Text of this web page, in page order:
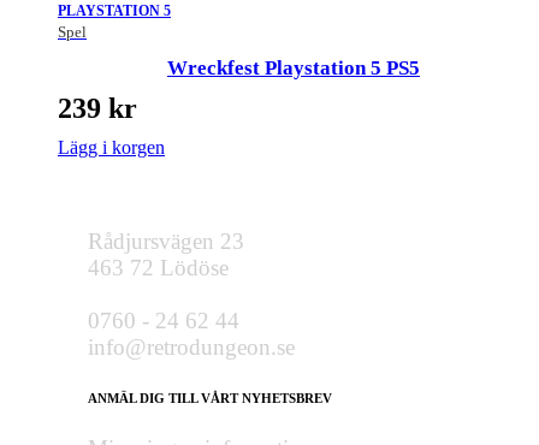
PLAYSTATION 5
Spel
Wreckfest Playstation 5 PS5
239 kr
Lägg i korgen
Rådjursvägen 23
463 72 Lödöse
0760 - 24 62 44
info@retrodungeon.se
ANMÄL DIG TILL VÅRT NYHETSBREV